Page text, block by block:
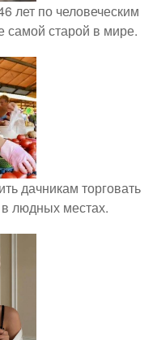
лет по человеческим
самой старой в мире.
дачникам торговать
людных местах.